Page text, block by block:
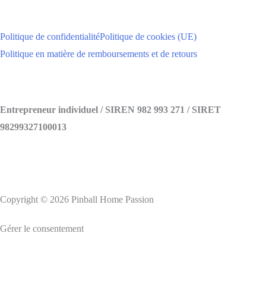
Politique de confidentialitéPolitique de cookies (UE)
Politique en matière de remboursements et de retours
Entrepreneur individuel / SIREN 982 993 271 / SIRET
98299327100013
Copyright © 2026 Pinball Home Passion
Gérer le consentement